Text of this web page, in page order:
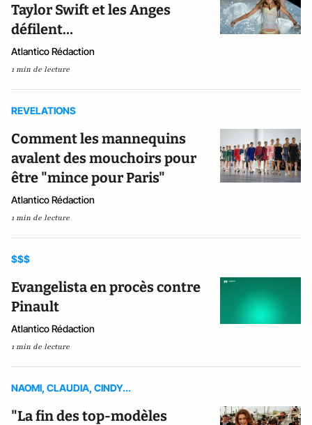
Taylor Swift et les Anges
défilent…
Atlantico Rédaction
1 min de lecture
REVELATIONS
Comment les mannequins
avalent des mouchoirs pour
être "mince pour Paris"
Atlantico Rédaction
1 min de lecture
$$$
Evangelista en procès contre
Pinault
Atlantico Rédaction
1 min de lecture
NAOMI, CLAUDIA, CINDY...
"La fin des top-modèles